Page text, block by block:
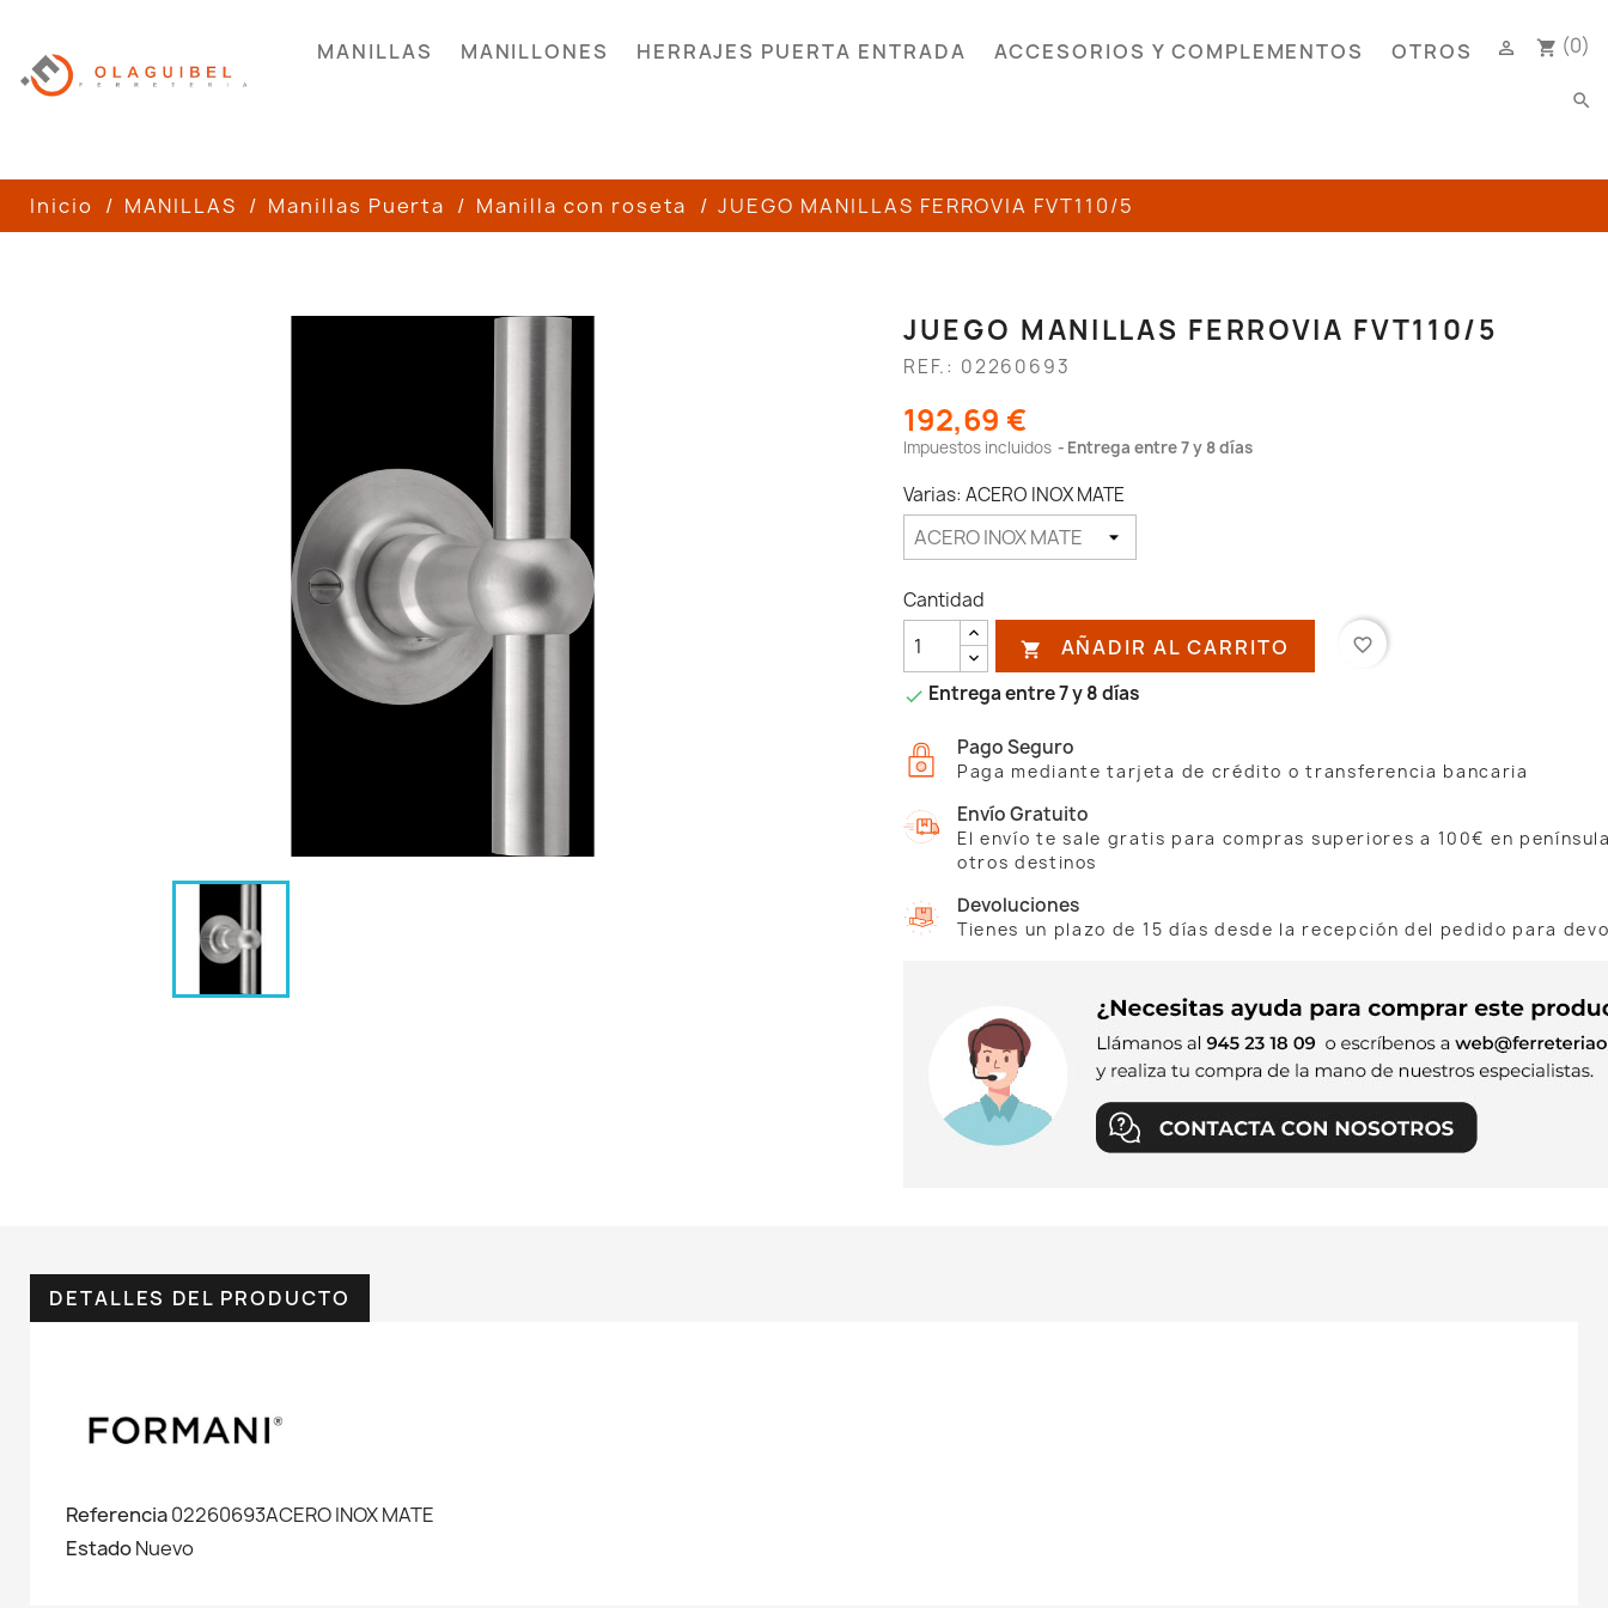
MANILLAS MANILLONES HERRAJES PUERTA ENTRADA ACCESORIOS Y COMPLEMENTOS OTROS shopping_cart (0)

search
Inicio MANILLAS Manillas Puerta Manilla con roseta JUEGO MANILLAS FERROVIA FVT110/5
JUEGO MANILLAS FERROVIA FVT110/5
REF.: 02260693
192,69 €
Impuestos incluidos Entrega entre 7 y 8 días
Varias: ACERO INOX MATE
Cantidad
 AÑADIR AL CARRITO favorite_border
 Entrega entre 7 y 8 días
Pago Seguro
Paga mediante tarjeta de crédito o transferencia bancaria
Envío Gratuito
El envío te sale gratis para compras superiores a 100€ en
otros destinos
Devoluciones
Tienes un plazo de 15 días desde la recepción del pedido para
DETALLES DEL PRODUCTO
Referencia02260693ACERO INOX MATE
EstadoNuevo